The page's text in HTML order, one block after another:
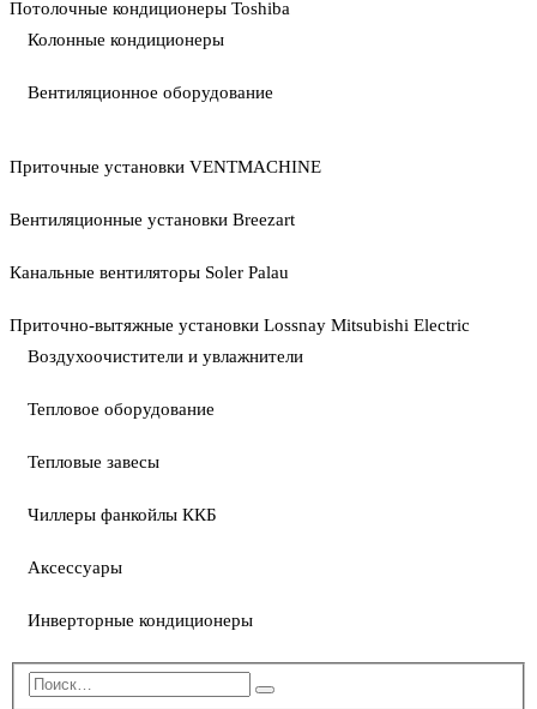
Потолочные кондиционеры Toshiba
Колонные кондиционеры
Вентиляционное оборудование
Приточные установки VENTMACHINE
Вентиляционные установки Breezart
Канальные вентиляторы Soler Palau
Приточно-вытяжные установки Lossnay Mitsubishi Electric
Воздухоочистители и увлажнители
Тепловое оборудование
Тепловые завесы
Чиллеры фанкойлы ККБ
Аксессуары
Инверторные кондиционеры